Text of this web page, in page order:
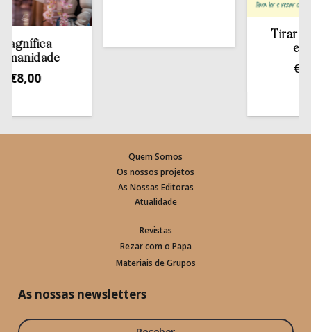
Tirar a
estante
13,50
Quem Somos
Os nossos projetos
As Nossas Editoras
Atualidade
Revistas
Rezar com o Papa
Materiais de Grupos
As nossas newsletters